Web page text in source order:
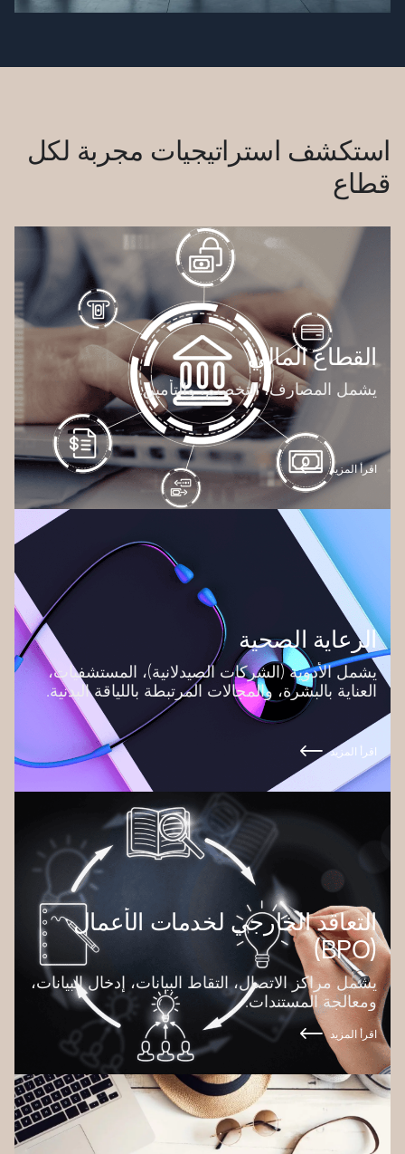
استكشف استراتيجيات مجربة لكل
قطاع
القطاع المالي
يشمل المصارف، التخصيم، والتأمين.
اقرأ المزيد
الرعاية الصحية
يشمل الأدوية (الشركات الصيدلانية)، المستشفيات،
العناية بالبشرة، والمجالات المرتبطة باللياقة البدنية.
اقرأ المزيد
التعاقد الخارجي لخدمات الأعمال
(BPO)
يشمل مراكز الاتصال، التقاط البيانات، إدخال البيانات،
ومعالجة المستندات.
اقرأ المزيد